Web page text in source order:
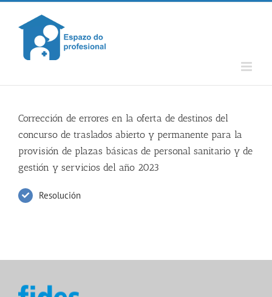
Skip
content
Corrección de errores en la oferta de destinos del
concurso de traslados abierto y permanente para la
provisión de plazas básicas de personal sanitario y de
gestión y servicios del año 2023
Resolución